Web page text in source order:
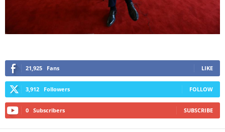
21,925 Fans LIKE
3,912 Followers FOLLOW
0 Subscribers SUBSCRIBE